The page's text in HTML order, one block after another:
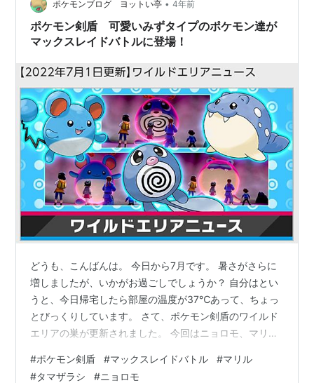
トドゼルガを手に入れるためには、基本的にはタマザラ
シと多く出会って厳選をしなければなりま…
ポケモンブログ ヨットい亭 • 4年前
ポケモン剣盾 可愛いみずタイプのポケモン達が
マックスレイドバトルに登場！
どうも、こんばんは。 今日から7月です。 暑さがさらに
増しましたが、いかがお過ごしでしょうか？ 自分はとい
うと、今日帰宅したら部屋の温度が37℃あって、ちょっ
とびっくりしています。 さて、ポケモン剣盾のワイルド
エリアの巣が更新されました。 今回はニョロモ、マリ
ピックアップされています。 たまに色違いのマリルも出
#ポケモン剣盾 #マックスレイドバトル #マリル
#タマザラシ #ニョロモ